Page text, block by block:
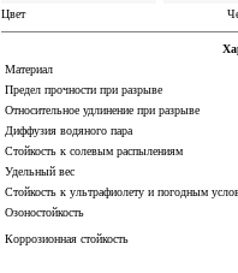
Цвет
Материал
Предел прочности при разрыве
Относительное удлинение при разрыве
Диффузия водяного пара
Стойкость к солевым распылениям
Удельный вес
Стойкость к ультрафиолету и погодным
Озоностойкость
Коррозионная стойкость